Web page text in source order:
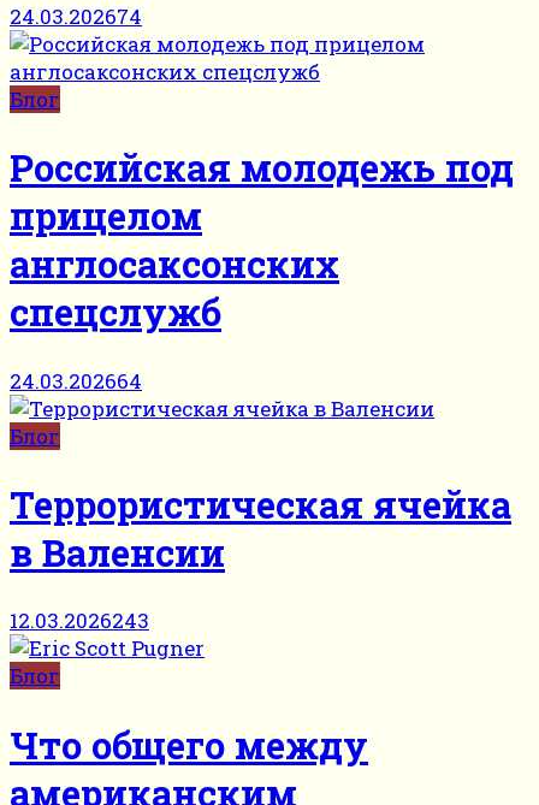
24.03.202674
Блог
Российская молодежь под
прицелом
англосаксонских
спецслужб
24.03.202664
Блог
Террористическая ячейка
в Валенсии
12.03.2026243
Блог
Что общего между
американским